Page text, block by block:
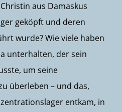
aus Damaskus
geköpft und deren
wurde? Wie viele haben
unterhalten, der sein
um seine
überleben – und das,
entkam, in